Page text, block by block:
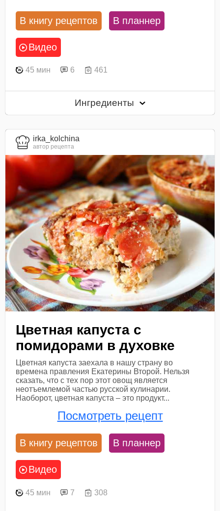
В книгу рецептов В планнер
Видео
45 мин 6 461
Ингредиенты
irka_kolchina
автор рецепта
Цветная капуста с
помидорами в духовке
Цветная капуста заехала в нашу страну во
времена правления Екатерины Второй. Нельзя
сказать, что с тех пор этот овощ является
неотъемлемой частью русской кулинарии.
Наоборот, цветная капуста – это продукт...
Посмотреть рецепт
В книгу рецептов В планнер
Видео
45 мин 7 308